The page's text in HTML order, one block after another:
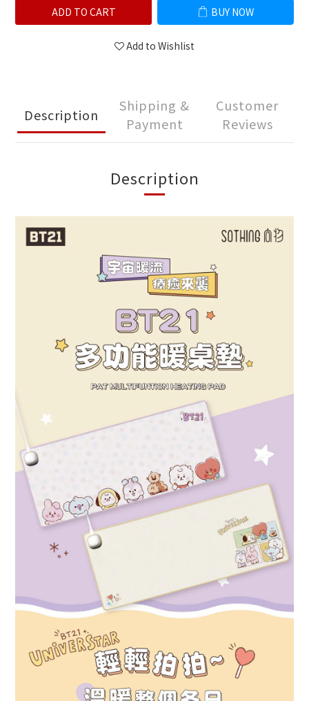
ADD TO CART BUY NOW
Add to Wishlist
Description
Shipping &
Payment
Customer
Reviews
Description